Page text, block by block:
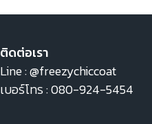
ติดต่อเรา
Line :@freezychiccoat
เบอร์โทร :080-924-5454